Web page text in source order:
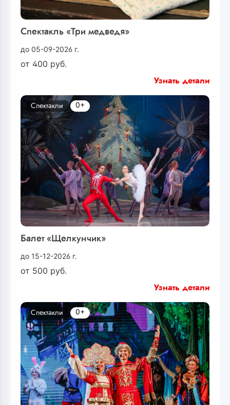
Спектакль «Три медведя»
до 05-09-2026 г.
от 400 руб.
Узнать детали
Балет «Щелкунчик»
до 15-12-2026 г.
от 500 руб.
Спектакли 0+
Узнать детали
Спектакли 0+